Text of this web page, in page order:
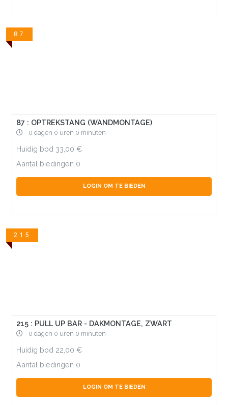
87
87 : OPTREKSTANG (WANDMONTAGE)
0 dagen 0 uren 0 minuten
Huidig bod 33,00
Aantal biedingen 0
LOGIN OM TE BIEDEN
215
215 : PULL UP BAR - DAKMONTAGE, ZWART
0 dagen 0 uren 0 minuten
Huidig bod 22,00
Aantal biedingen 0
LOGIN OM TE BIEDEN